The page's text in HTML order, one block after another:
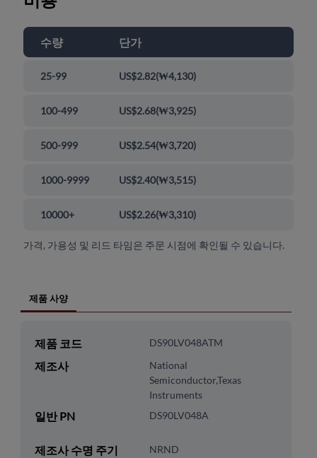
수량 단가
25-99 US$2.82(₩4,130)
100-499 US$2.68(₩3,925)
500-999 US$2.54(₩3,720)
1000-9999 US$2.40(₩3,515)
10000+ US$2.26(₩3,310)
가격, 가용성 및 리드 타임은 주문 시점에 확인될 수 있습니다.
제품 사양
제품 코드 DS90LV048ATM
제조사
National
Semiconductor,Texas
Instruments
일반 PN DS90LV048A
제조사 수명 주기 NRND